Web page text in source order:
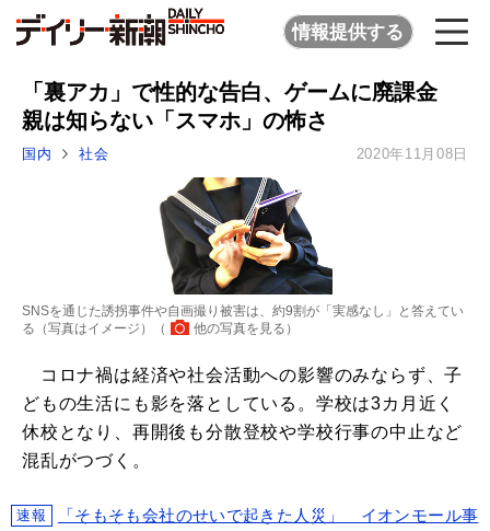
情報提供する
「裏アカ」で性的な告白、ゲームに廃課金
親は知らない「スマホ」の怖さ
国内 社会 2020年11月08日
SNSを通じた誘拐事件や自画撮り被害は、約9割が「実感なし」と答えてい
る（写真はイメージ）（
他の写真を見る ）
コロナ禍は経済や社会活動への影響のみならず、子
どもの生活にも影を落としている。学校は3カ月近く
休校となり、再開後も分散登校や学校行事の中止など
混乱がつづく。
速報
「そもそも会社のせいで起きた人災」 イオンモール事